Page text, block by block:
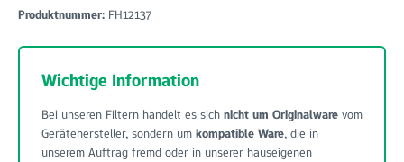
Produktnummer: FH12137
Wichtige Information
Bei unseren Filtern handelt es sich nicht um Originalware vom
Gerätehersteller, sondern um kompatible Ware, die in
unserem Auftrag fremd oder in unserer hauseigenen